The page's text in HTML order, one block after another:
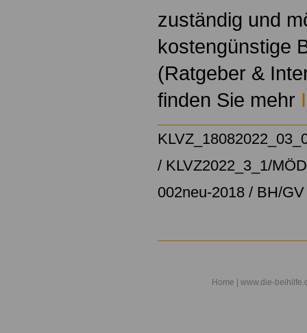
zuständig und
kostengünstige
(Ratgeber &
finden Sie mehr
/ KLVZ2022_3_1/
002neu-2018 / BH/
Home | www.die-